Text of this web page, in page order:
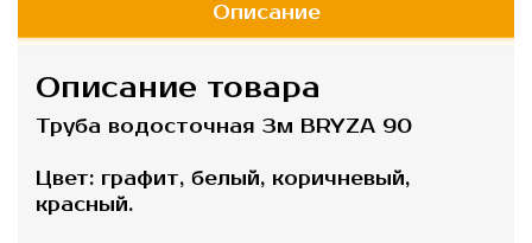
Описание
Описание товара
Труба водосточная 3м BRYZA 90
Цвет: графит, белый, коричневый,
красный.